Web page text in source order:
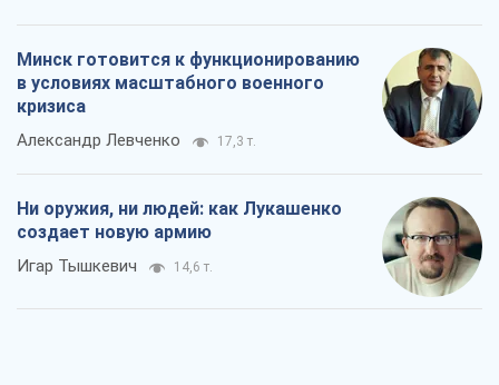
Минск готовится к функционированию
в условиях масштабного военного
кризиса
Александр Левченко 17,3 т.
Ни оружия, ни людей: как Лукашенко
создает новую армию
Игар Тышкевич 14,6 т.